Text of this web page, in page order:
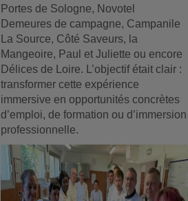
Portes de Sologne, Novotel
Demeures de campagne, Campanile
La Source, Côté Saveurs, la
Mangeoire, Paul et Juliette ou encore
Délices de Loire. L’objectif était clair :
transformer cette expérience
immersive en opportunités concrètes
d’emploi, de formation ou d’immersion
professionnelle.